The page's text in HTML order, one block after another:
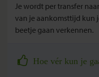
Je wordt per transfer
van je aankomsttijd kun
beetje gaan verkennen.
Hoe vér kun je